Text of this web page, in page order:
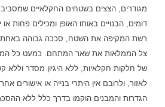
מגודרים, הצצים בשטחים החקלאיים
דומים, הבנויים באותו האופן ומכילים פחות
רשת המקיפה את השטח, סככה גבוהה באחת
צל הממלאות את שאר המתחם. כמעט כל
של חלקות חקלאיות, ללא היגיון מסדר וללא
לאזור, ולרובם אין היתרי בנייה או אישורים
הגדרות והמבנים הוקמו בדרך כלל ללא